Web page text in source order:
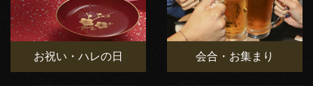
お祝い・ハレの日 会合・お集まり